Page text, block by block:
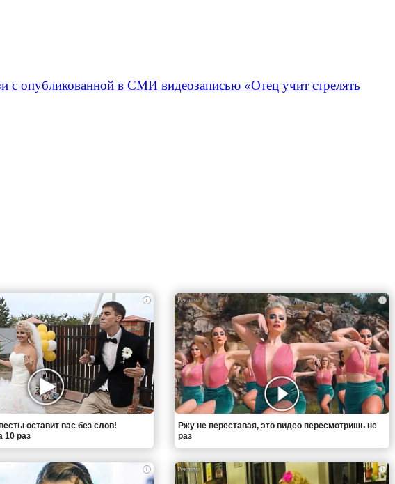
с опубликованной в СМИ видеозаписью «Отец учит стрелять
i
оставит вас без слов!
10 раз
i
Ржу не переставая, это видео пересмотришь не
раз
i i